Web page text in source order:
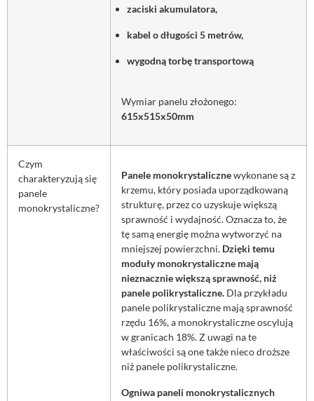
zaciski akumulatora,
kabel o długości 5 metrów,
wygodną torbę transportową
Wymiar panelu złożonego:
615x515x50mm
Czym
charakteryzują się
panele
monokrystaliczne?
Panele monokrystalicznewykonane są z
krzemu, który posiada uporządkowaną
strukturę, przez co uzyskuje większą
sprawność i wydajność. Oznacza to, że
tę samą energię można wytworzyć na
mniejszej powierzchni. Dzięki temu
moduły monokrystaliczne mają
nieznacznie większą sprawność, niż
panele polikrystaliczne. Dla przykładu
panele polikrystaliczne mają sprawność
rzędu 16%, a monokrystaliczne oscylują
w granicach 18%. Z uwagi na te
właściwości są one także nieco droższe
niż panele polikrystaliczne.
Ogniwa paneli monokrystalicznych